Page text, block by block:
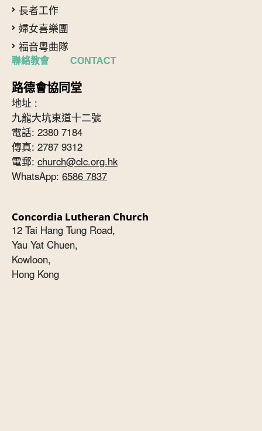
長者工作
婦女喜樂團
福音粵曲隊
聯絡教會 CONTACT
路德會協同堂
地址 :
九龍大坑東道十二號
電話: 2380 7184
傳真: 2787 9312
電郵: church@clc.org.hk
WhatsApp: 6586 7837
Concordia Lutheran Church
12 Tai Hang Tung Road,
Yau Yat Chuen,
Kowloon,
Hong Kong